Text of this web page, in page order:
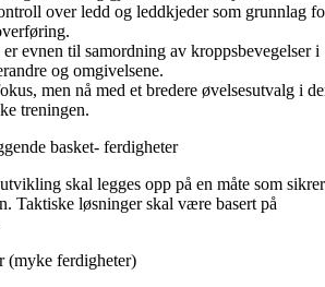
over ledd og leddkjeder som grunnlag
evnen til samordning av kroppsbevegelser i
og omgivelsene.
men nå med et bredere øvelsesutvalg i
treningen.
basket- ferdigheter
skal legges opp på en måte som sikrer
Taktiske løsninger skal være basert på
(myke ferdigheter)